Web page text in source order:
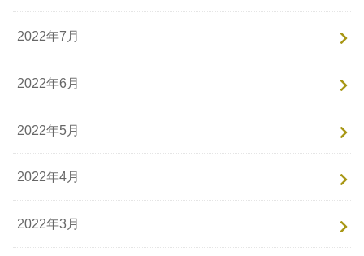
2022年7月
2022年6月
2022年5月
2022年4月
2022年3月